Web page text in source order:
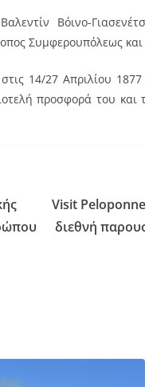
Βόινο-
Συμφερουπόλεως
14/27 Απριλίου
προσφορά του
Visit
διεθνή